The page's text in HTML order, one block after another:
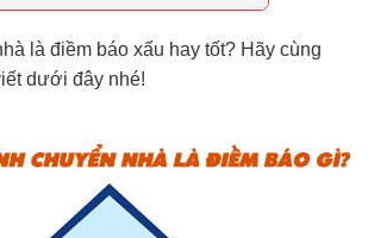
là điềm báo xấu hay tốt? Hãy cùng
dưới đây nhé!